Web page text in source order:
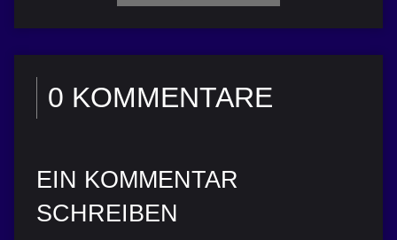
0 KOMMENTARE
EIN KOMMENTAR
SCHREIBEN